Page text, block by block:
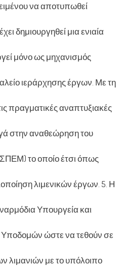
να αποτυπωθεί
δημιουργηθεί μια ενιαία
μόνο ως μηχανισμός
ιεράρχησης έργων. Με τη
πραγματικές αναπτυξιακές
στην αναθεώρηση του
το οποίο έτσι όπως
λιμενικών έργων. 5. Η
Υπουργεία και
ώστε να τεθούν σε
λιμανιών με το υπόλοιπο